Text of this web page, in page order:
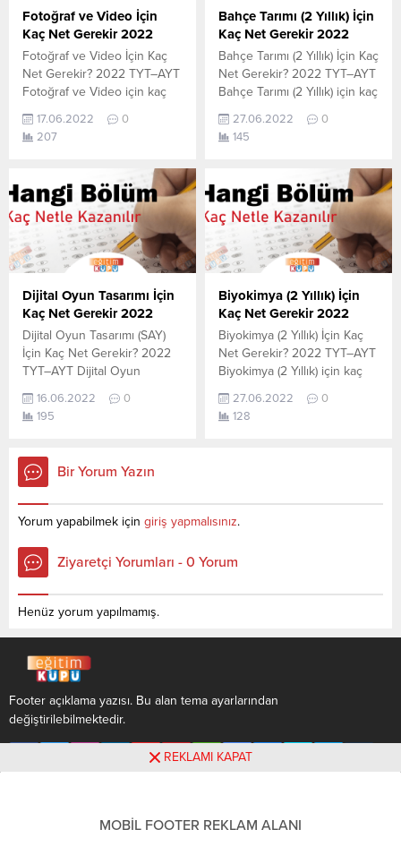
YÖK tarafından yayınlanmış
olan en son güncel...
Net Sihirbazı. Sayfamızdaki
verilerin tamamı
YÖK tarafından yayınlanmış
olan en...
Fotoğraf ve Video İçin
Kaç Net Gerekir 2022
Fotoğraf ve Video İçin Kaç
Net Gerekir? 2022 TYT–AYT
Fotoğraf ve Video için kaç
sorusunun cevabını
aşağıdan öğrenebilirsiniz. Bu
sınavında en son yerleşen
öğrencilerin yapmış olduğu
netlerdir. YÖKATLAS YKS-
TYT Net Sihirbazı, YKS-TYT
Net Sihirbazı. Sayfamızdaki
verilerin tamamı
YÖK tarafından yayınlanmış
olan en son güncel netlerdir.
YÖKATLAS-YÖK...
17.06.2022
0
207
Bahçe Tarımı (2 Yıllık) İçin
Kaç Net Gerekir 2022
Bahçe Tarımı (2 Yıllık) İçin Kaç
Net Gerekir? 2022 TYT–AYT
Bahçe Tarımı (2 Yıllık) için kaç
sorusunun cevabını
aşağıdan öğrenebilirsiniz. Bu
sınavında en son yerleşen
öğrencilerin yapmış olduğu
netlerdir. YÖKATLAS YKS-
TYT Net Sihirbazı, YKS-TYT
Net Sihirbazı. Sayfamızdaki
verilerin tamamı
YÖK tarafından yayınlanmış
olan en son güncel...
27.06.2022
0
145
Dijital Oyun Tasarımı İçin
Kaç Net Gerekir 2022
Dijital Oyun Tasarımı (SAY)
İçin Kaç Net Gerekir? 2022
TYT–AYT Dijital Oyun
yapmam gerekir sorusunun
cevabını aşağıdan
2021 TYT-AYT sınavında en
son yerleşen öğrencilerin
YÖKATLAS YKS-TYT Net
Sihirbazı, YKS-TYT Net
Sihirbazı. Sayfamızdaki
verilerin tamamı
olan en son güncel...
16.06.2022
0
195
Biyokimya (2 Yıllık) İçin
Kaç Net Gerekir 2022
Biyokimya (2 Yıllık) İçin Kaç
Net Gerekir? 2022 TYT–AYT
Biyokimya (2 Yıllık) için kaç
sorusunun cevabını
aşağıdan öğrenebilirsiniz. Bu
YÖK tarafından yayınlanmış
27.06.2022
0
128
Bir Yorum Yazın
Yorum yapabilmek için giriş yapmalısınız.
Ziyaretçi Yorumları - 0 Yorum
Henüz yorum yapılmamış.
Footer açıklama yazısı. Bu alan tema ayarlarından
değiştirilebilmektedir.
REKLAMI KAPAT
MOBİL FOOTER REKLAM ALANI